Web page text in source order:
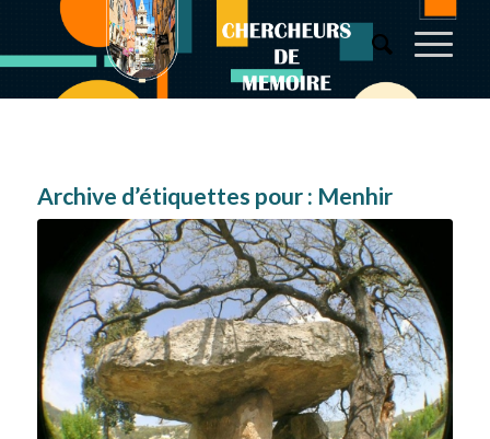
Archive d’étiquettes pour : Menhir